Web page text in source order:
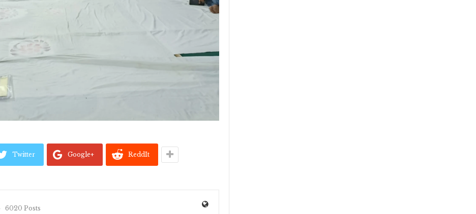
Twitter Google+ ReddIt
6020 Posts